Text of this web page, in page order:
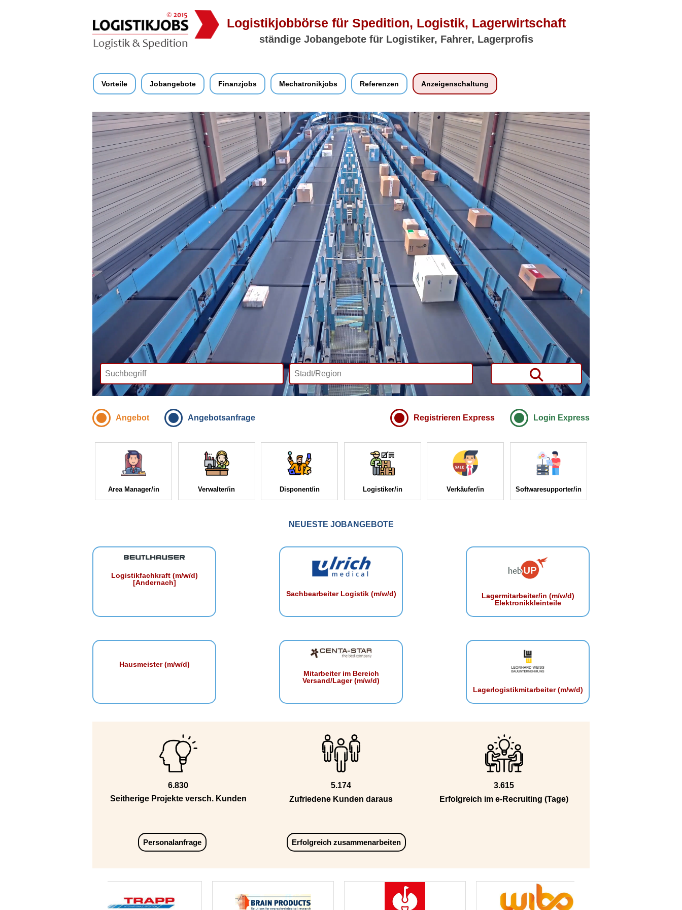
Logistikjobbörse für Spedition, Logistik, Lagerwirtschaft
ständige Jobangebote für Logistiker, Fahrer, Lagerprofis
Vorteile Jobangebote Finanzjobs Mechatronikjobs Referenzen Anzeigenschaltung
Angebot Angebotsanfrage Registrieren Express Login Express
Area Manager/in Verwalter/in Disponent/in Logistiker/in Verkäufer/in Softwaresupporter/in
NEUESTE JOBANGEBOTE
Logistikfachkraft (m/w/d)
[Andernach]
Sachbearbeiter Logistik (m/w/d)
Lagermitarbeiter/in (m/w/d)
Elektronikkleinteile
Hausmeister (m/w/d)
Mitarbeiter im Bereich
Versand/Lager (m/w/d)
Lagerlogistikmitarbeiter (m/w/d)
6.830
Seitherige Projekte versch. Kunden
5.174
Zufriedene Kunden daraus
3.615
Erfolgreich im e-Recruiting (Tage)
Personalanfrage Erfolgreich zusammenarbeiten